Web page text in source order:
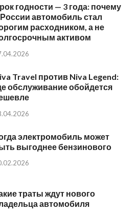
годности — 3 года: почему
автомобиль стал
расходником, а не
активом
Travel против Niva Legend:
обслуживание обойдется
электромобиль может
выгоднее бензинового
траты ждут нового
автомобиля